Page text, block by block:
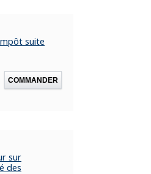
suite
COMMANDER
sur
des